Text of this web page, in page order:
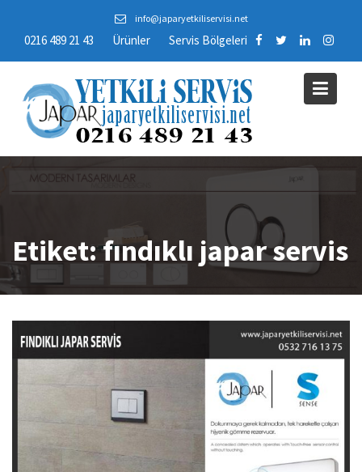
content
info@japaryetkiliservisi.net
0216 489 21 43 Ürünler Servis Bölgeleri
Etiket:fındıklı japar servis